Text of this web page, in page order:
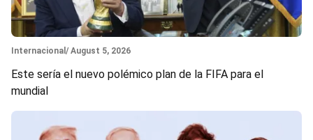
Section
Internacional / August 5, 2026
Este sería el nuevo polémico plan de la FIFA para el
mundial